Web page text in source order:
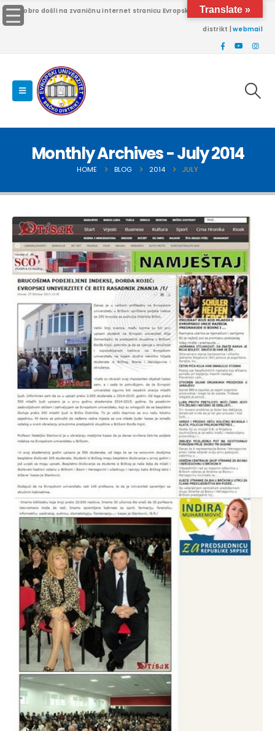
Dobro došli na zvaničnu internet stranicu Evropskog univerziteta Brčko
distrikt |webmail
Monthly Archives - July 2014
HOME BLOG 2014 JULY
Translate »